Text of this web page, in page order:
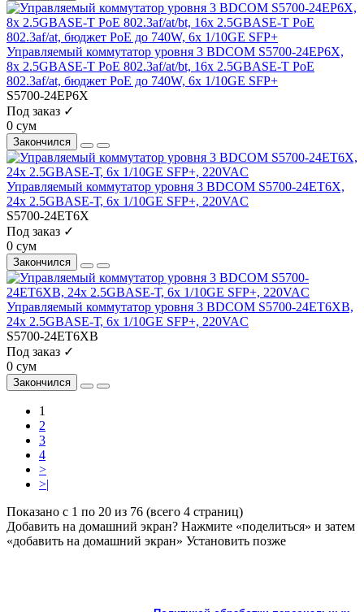
Управляемый коммутатор уровня 3 BDCOM S5700-24EP6X,
8x 2.5GBASE-Т PoE 802.3af/at/bt, 16x 2.5GBASE-Т PoE
802.3af/at, бюджет PoE до 740W, 6x 1/10GE SFP+
S5700-24EP6X
Под заказ ✓
0 сум
Закончился
Управляемый коммутатор уровня 3 BDCOM S5700-24ET6X,
24x 2.5GBASE-Т, 6x 1/10GE SFP+, 220VAC
S5700-24ET6X
Под заказ ✓
0 сум
Закончился
Управляемый коммутатор уровня 3 BDCOM S5700-24ET6XB,
24x 2.5GBASE-Т, 6x 1/10GE SFP+, 220VAC
S5700-24ET6XB
Под заказ ✓
0 сум
Закончился
1
2
3
4
>
>|
Показано с 1 по 20 из 76 (всего 4 страниц)
Добавить на домашний экран? Нажмите «поделиться» и затем
«добавить на домашний экран» Установить позже